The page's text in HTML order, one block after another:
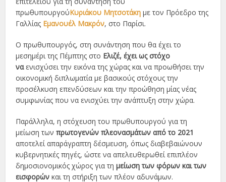
πρωθυπουργούΚυριάκου Μητσοτάκη με τον Πρόεδρο της
Γαλλίας Εμανουέλ Μακρόν, στο Παρίσι.
Ο πρωθυπουργός, στη συνάντηση που θα έχει το
μεσημέρι της Πέμπτης στο Ελιζέ, έχει ως στόχο
ναενισχύσει την εικόνα της χώρας και να προωθήσει την
οικονομική διπλωματία με βασικούς στόχους την
προσέλκυση επενδύσεων και την προώθηση μίας νέας
συμφωνίας που να ενισχύει την ανάπτυξη στην χώρα.
Παράλληλα, η στόχευση του πρωθυπουργού για τη
μείωση τωνπρωτογενών πλεονασμάτων από το 2021
αποτελεί απαράγραπτη δέσμευση, όπως διαβεβαιώνουν
κυβερνητικές πηγές, ώστε να απελευθερωθεί επιπλέον
δημοσιονομικός χώρος για τημείωση των φόρων και των
εισφορών και τη στήριξη των πλέον αδυνάμων.